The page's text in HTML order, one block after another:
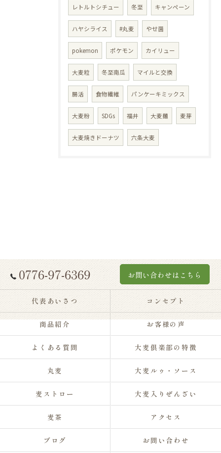
レトルトシチュー 冬至 キャンペーン
ハヤシライス #丸麦 やせ菌
pokemon ポケモン カイリュー
大麦粒 冬至南瓜 マイルと交換
腸活 食物繊維 パンケーキミックス
大麦粉 SDGs 福井 大麦麺 麦芽
大麦焼きドーナツ 六条大麦
0776-97-6369 お問い合わせはこちら
代表あいさつ コンセプト
商品紹介 お客様の声
よくある質問 大麦倶楽部の特徴
丸麦 大麦ルゥ・ソース
麦ストロー 大麦入りぜんざい
麦茶 アクセス
ブログ お問い合わせ